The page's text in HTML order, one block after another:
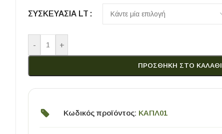
ΣΥΣΚΕΥΑΣΊΑ LT
- +
ΠΡΟΣΘΉΚΗ ΣΤΟ ΚΑΛΆΘΙ
Κωδικός προϊόντος: ΚΑΠΛ01